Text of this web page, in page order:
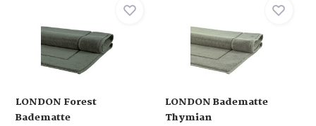
LONDON Forest
Badematte
LONDON Badematte
Thymian